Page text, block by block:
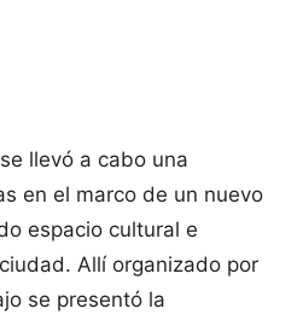
llevó a cabo una
en el marco de un nuevo
espacio cultural e
Allí organizado por
se presentó la